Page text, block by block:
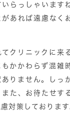
いらっしゃいます
あれば遠慮なく
てクリニックに来
かかわらず混雑
ありません。しっ
また、お待たせす
対策しております